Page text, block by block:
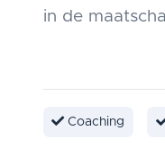
in de
Coaching